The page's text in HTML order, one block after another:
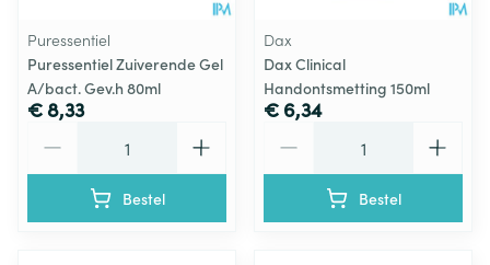
Puressentiel
Puressentiel Zuiverende Gel
A/bact. Gev.h 80ml
€ 8,33
Bestel
Dax
Dax Clinical
Handontsmetting 150ml
€ 6,34
Bestel